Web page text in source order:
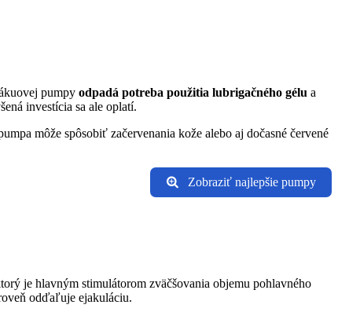
pumpy odpadá potreba použitia lubrigačného gélu a
investícia sa ale oplatí.
môže spôsobiť začervenania kože alebo aj dočasné červené
Zobraziť najlepšie pumpy
je hlavným stimulátorom zväčšovania objemu pohlavného
odďaľuje ejakuláciu.